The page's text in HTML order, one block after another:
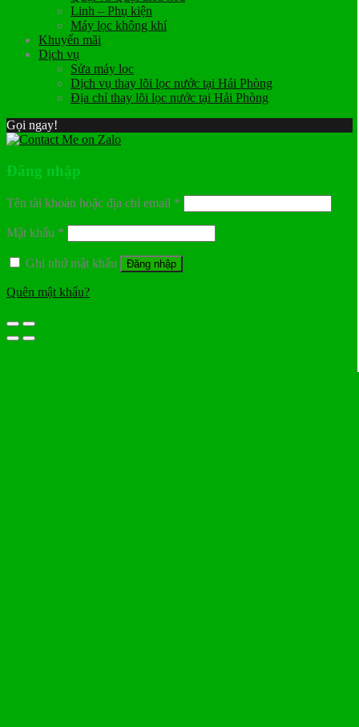
Linh – Phụ kiện
Máy lọc không khí
Khuyến mãi
Dịch vụ
Sửa máy lọc
Dịch vụ thay lõi lọc nước tại Hải Phòng
Địa chỉ thay lõi lọc nước tại Hải Phòng
Gọi ngay!
Đăng nhập
Tên tài khoản hoặc địa chỉ email *
Mật khẩu *
Ghi nhớ mật khẩu Đăng nhập
Quên mật khẩu?